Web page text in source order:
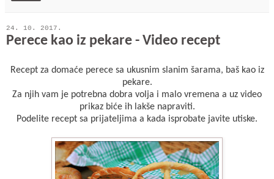
24. 10. 2017.
Perece kao iz pekare - Video recept
Recept za domaće perece sa ukusnim slanim šarama, baš kao iz
pekare.
Za njih vam je potrebna dobra volja i malo vremena a uz video
prikaz biće ih lakše napraviti.
Podelite recept sa prijateljima a kada isprobate javite utiske.